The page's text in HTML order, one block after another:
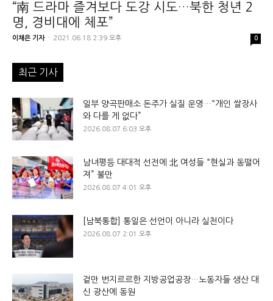
“南 드라마 즐겨보다 도강 시도…북한 청년 2
명, 경비대에 체포”
이채은 기자 - 2021.06.18 2:39 오후 0
최근 기사
일부 양곡판매소 돈주가 실질 운영…“개인 쌀장사
와 다를 게 없다”
2026.08.07 6:03 오후
남녀평등 대대적 선전에 北 여성들 “현실과 동떨어
져” 불만
2026.08.07 4:01 오후
[남북통합] 통일은 선언이 아니라 실천이다
2026.08.07 2:01 오후
겉만 번지르르한 지방공업공장…노동자들 생산 대
신 광산에 동원